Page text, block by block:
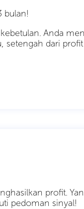
bulan!
Anda
setengah dari
profit.
pedoman sinyal!